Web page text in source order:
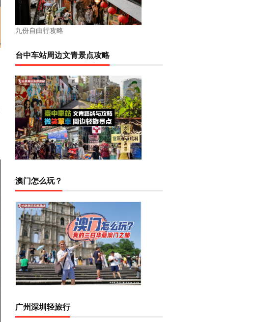
九份自由行攻略
台中车站周边文青景点攻略
澳门怎么玩？
广州深圳轻旅行